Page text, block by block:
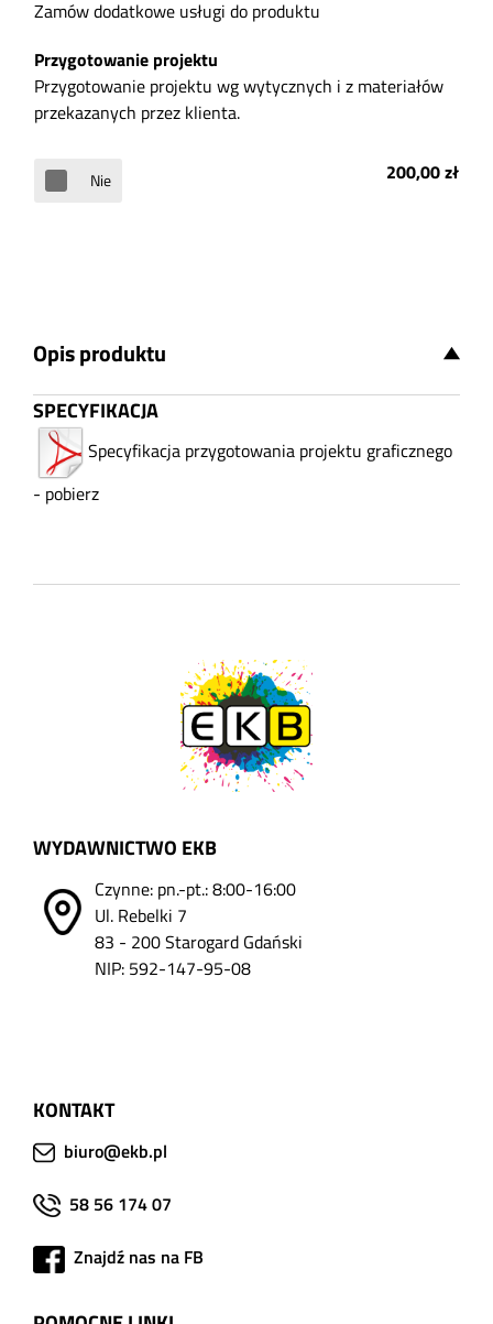
Zamów dodatkowe usługi do produktu
Nie
Przygotowanie projektu
Przygotowanie projektu wg wytycznych i z materiałów
przekazanych przez klienta.
200,00 zł
Opis produktu
SPECYFIKACJA
Specyfikacja przygotowania projektu graficznego
- pobierz
WYDAWNICTWO EKB
Czynne: pn.-pt.: 8:00-16:00
Ul. Rebelki 7
83 - 200 Starogard Gdański
NIP: 592-147-95-08
KONTAKT
biuro@ekb.pl
58 56 174 07
Znajdź nas na FB